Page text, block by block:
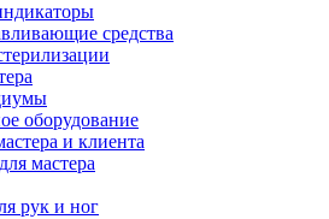
средства
оборудование
и клиента
мастера
рук и ног